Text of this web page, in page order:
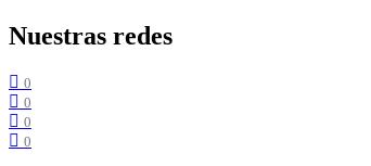
Nuestras redes
0
0
0
0